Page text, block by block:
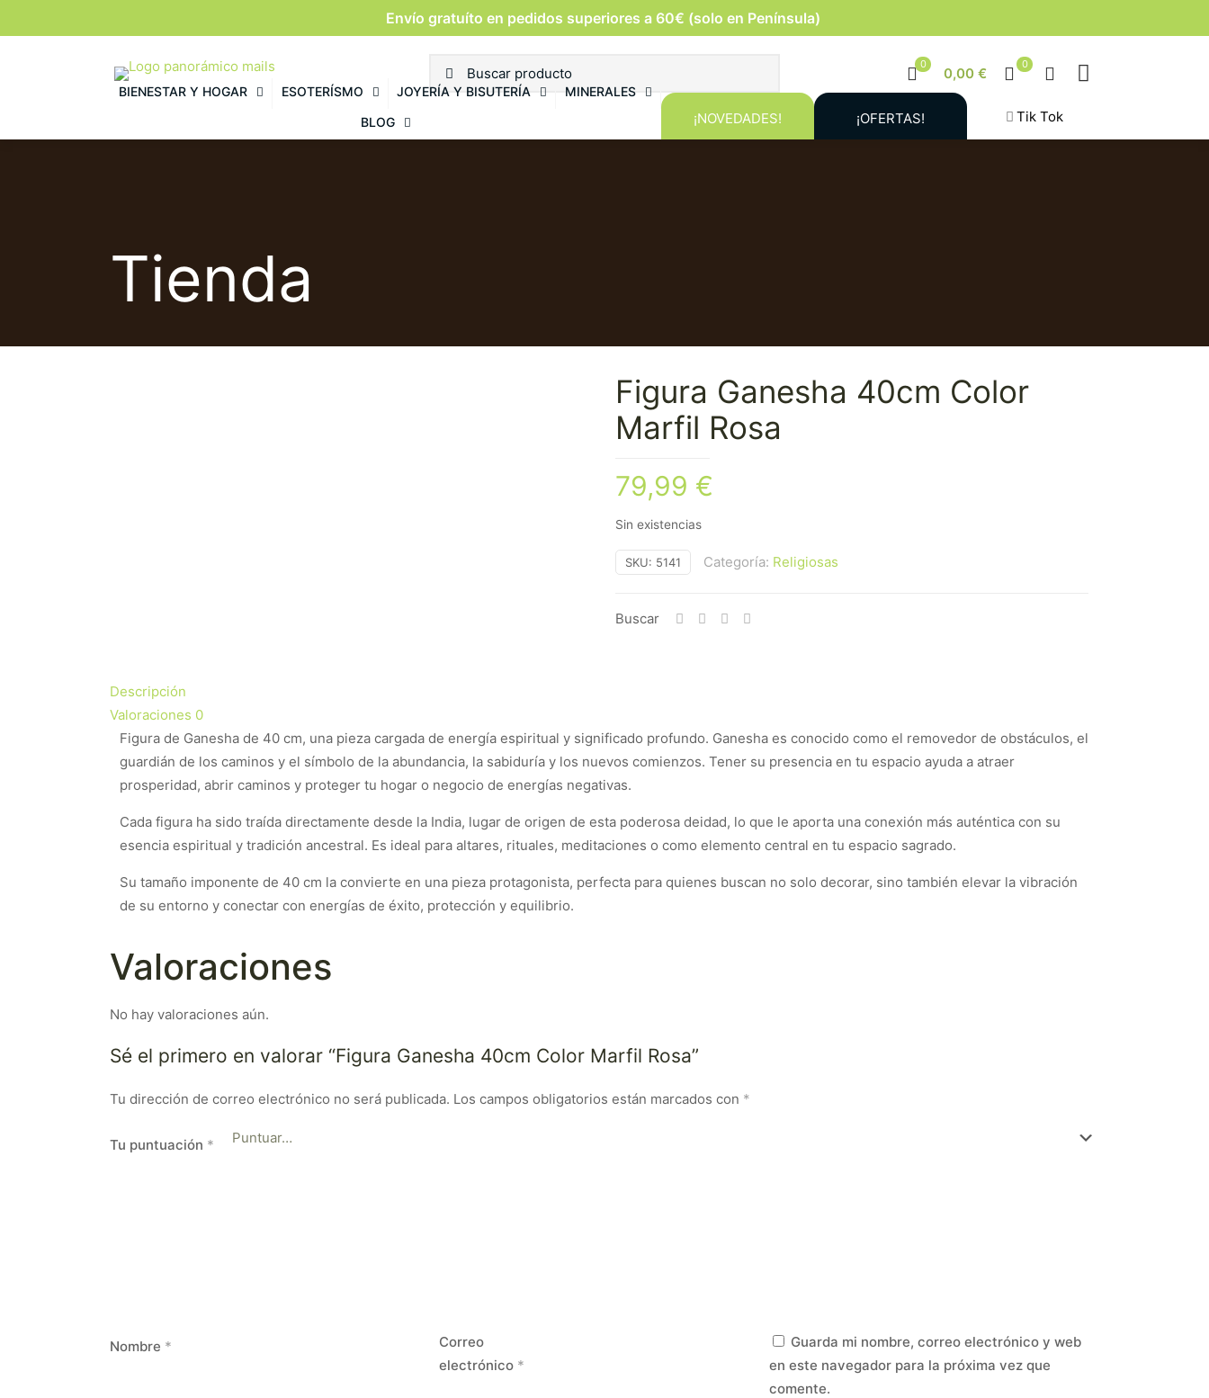
Envío gratuíto en pedidos superiores a 60€ (solo en Península)
0
0,00 €
0
BIENESTAR Y HOGAR ESOTERÍSMO JOYERÍA Y BISUTERÍA
MINERALES
BLOG
¡NOVEDADES! ¡OFERTAS! Tik Tok
Tienda
Figura Ganesha 40cm Color
Marfil Rosa
79,99 €
Sin existencias
SKU: 5141 Categoría: Religiosas
Buscar
Descripción
Valoraciones 0
Figura de Ganesha de 40 cm, una pieza cargada de energía espiritual y significado profundo. Ganesha es conocido como el removedor de obstáculos, el
guardián de los caminos y el símbolo de la abundancia, la sabiduría y los nuevos comienzos. Tener su presencia en tu espacio ayuda a atraer
prosperidad, abrir caminos y proteger tu hogar o negocio de energías negativas.
Cada figura ha sido traída directamente desde la India, lugar de origen de esta poderosa deidad, lo que le aporta una conexión más auténtica con su
esencia espiritual y tradición ancestral. Es ideal para altares, rituales, meditaciones o como elemento central en tu espacio sagrado.
Su tamaño imponente de 40 cm la convierte en una pieza protagonista, perfecta para quienes buscan no solo decorar, sino también elevar la vibración
de su entorno y conectar con energías de éxito, protección y equilibrio.
Valoraciones
No hay valoraciones aún.
Sé el primero en valorar “Figura Ganesha 40cm Color Marfil Rosa”
Tu dirección de correo electrónico no será publicada. Los campos obligatorios están marcados con *
Tu puntuación *
Nombre *
Correo
electrónico *
Guarda mi nombre, correo electrónico y web
en este navegador para la próxima vez que
comente.